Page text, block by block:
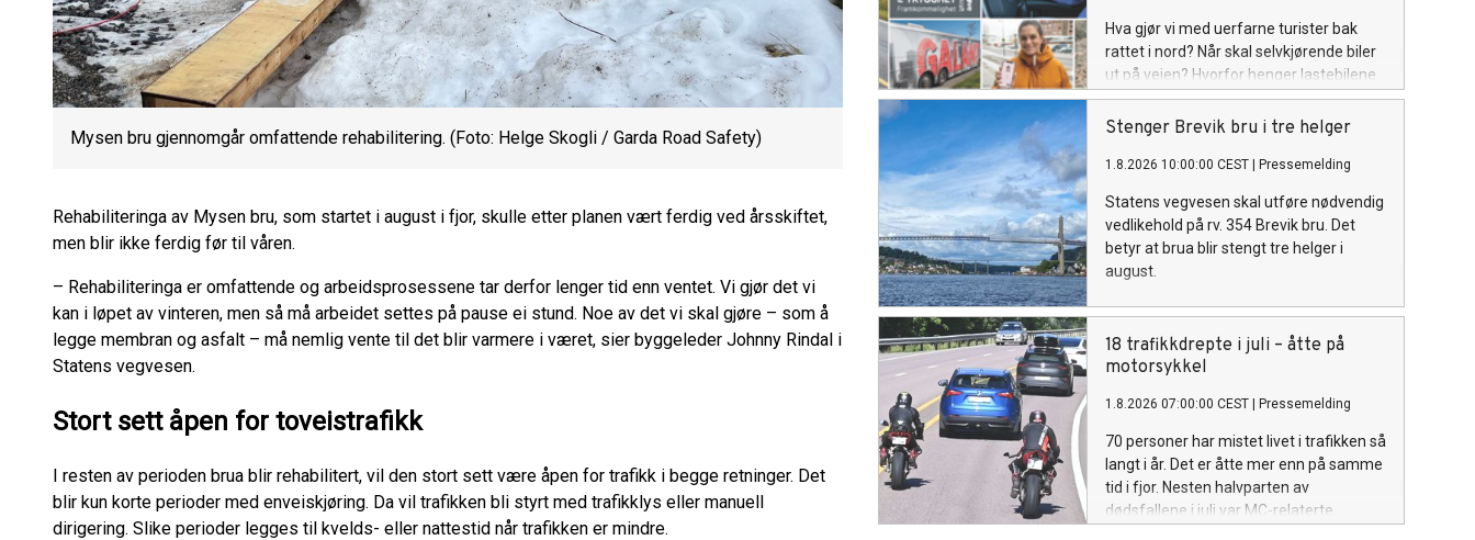
Mysen bru gjennomgår omfattende rehabilitering. (Foto: Helge Skogli / Garda Road Safety)
Rehabiliteringa av Mysen bru, som startet i august i fjor, skulle etter planen vært ferdig ved årsskiftet,
men blir ikke ferdig før til våren.
– Rehabiliteringa er omfattende og arbeidsprosessene tar derfor lenger tid enn ventet. Vi gjør det vi
kan i løpet av vinteren, men så må arbeidet settes på pause ei stund. Noe av det vi skal gjøre – som å
legge membran og asfalt – må nemlig vente til det blir varmere i været, sier byggeleder Johnny Rindal i
Statens vegvesen.
Stort sett åpen for toveistrafikk
I resten av perioden brua blir rehabilitert, vil den stort sett være åpen for trafikk i begge retninger. Det
blir kun korte perioder med enveiskjøring. Da vil trafikken bli styrt med trafikklys eller manuell
dirigering. Slike perioder legges til kvelds- eller nattestid når trafikken er mindre.
Hva gjør vi med uerfarne turister bak
rattet i nord? Når skal selvkjørende biler
ut på veien? Hvorfor henger lastebilene
igjen når ladingen er klar? Hvordan skal
vi ruste opp veiene våre for krig og
arrangementer under Arendalsuka
Stenger Brevik bru i tre helger
1.8.2026 10:00:00 CEST Pressemelding
Statens vegvesen skal utføre nødvendig
vedlikehold på rv. 354 Brevik bru. Det
betyr at brua blir stengt tre helger i
august.
18 trafikkdrepte i juli – åtte på
motorsykkel
1.8.2026 07:00:00 CEST Pressemelding
70 personer har mistet livet i trafikken så
langt i år. Det er åtte mer enn på samme
tid i fjor. Nesten halvparten av
dødsfallene i juli var MC-relaterte.